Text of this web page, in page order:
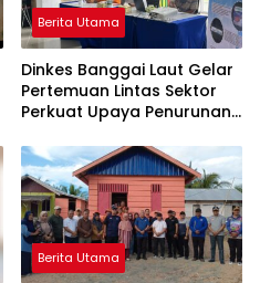
Berita Utama
Dinkes Banggai Laut Gelar
Pertemuan Lintas Sektor
Perkuat Upaya Penurunan
Berita Utama